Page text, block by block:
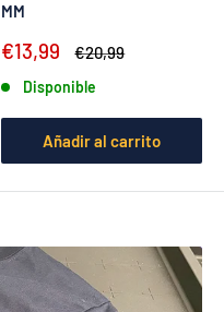
MM
Precio
venta
€13,99
Precio
€20,99
Disponible
Añadir al carrito